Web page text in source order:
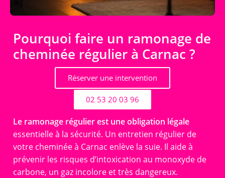
Pourquoi faire un ramonage de
cheminée régulier à Carnac ?
Réserver une intervention
02 53 20 03 96
Le ramonage régulier est une obligation légale
essentielle à la sécurité. Un entretien régulier de
votre cheminée à Carnac enlève la suie. Il aide à
prévenir les risques d’intoxication au monoxyde de
carbone, un gaz incolore et très dangereux.